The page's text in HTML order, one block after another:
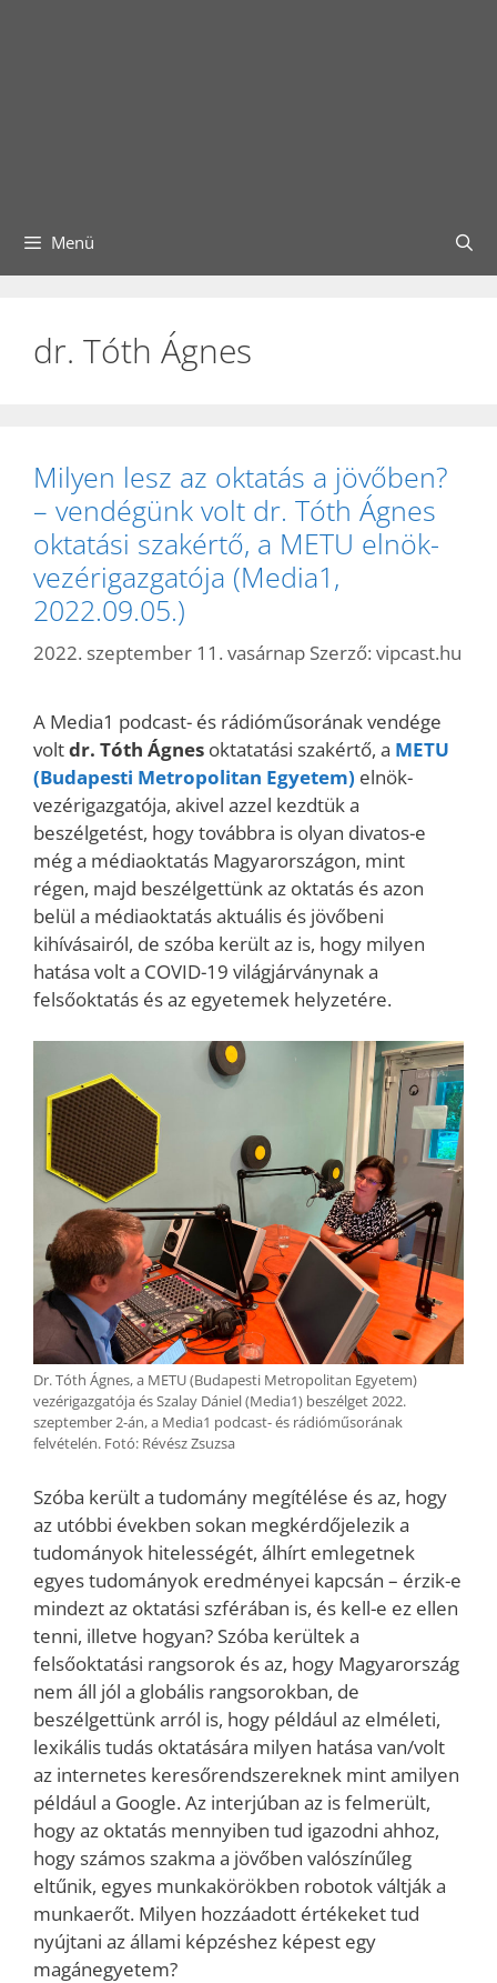
Menü
dr. Tóth Ágnes
Milyen lesz az oktatás a jövőben?
– vendégünk volt dr. Tóth Ágnes
oktatási szakértő, a METU elnök-
vezérigazgatója (Media1,
2022.09.05.)
2022. szeptember 11. vasárnap Szerző: vipcast.hu
A Media1 podcast- és rádióműsorának vendége
voltdr. Tóth Ágnes oktatatási szakértő, a METU
(Budapesti Metropolitan Egyetem) elnök-
vezérigazgatója, akivel azzel kezdtük a
beszélgetést, hogy továbbra is olyan divatos-e
még a médiaoktatás Magyarországon, mint
régen, majd beszélgettünk az oktatás és azon
belül a médiaoktatás aktuális és jövőbeni
kihívásairól, de szóba került az is, hogy milyen
hatása volt a COVID-19 világjárványnak a
felsőoktatás és az egyetemek helyzetére.
Dr. Tóth Ágnes, a METU (Budapesti Metropolitan Egyetem)
vezérigazgatója és Szalay Dániel (Media1) beszélget 2022.
szeptember 2-án, a Media1 podcast- és rádióműsorának
felvételén. Fotó: Révész Zsuzsa
Szóba került a tudomány megítélése és az, hogy
az utóbbi években sokan megkérdőjelezik a
tudományok hitelességét, álhírt emlegetnek
egyes tudományok eredményei kapcsán – érzik-e
mindezt az oktatási szférában is, és kell-e ez ellen
tenni, illetve hogyan? Szóba kerültek a
felsőoktatási rangsorok és az, hogy Magyarország
nem áll jól a globális rangsorokban, de
beszélgettünk arról is, hogy például az elméleti,
lexikális tudás oktatására milyen hatása van/volt
az internetes keresőrendszereknek mint amilyen
például a Google. Az interjúban az is felmerült,
hogy az oktatás mennyiben tud igazodni ahhoz,
hogy számos szakma a jövőben valószínűleg
eltűnik, egyes munkakörökben robotok váltják a
munkaerőt. Milyen hozzáadott értékeket tud
nyújtani az állami képzéshez képest egy
magánegyetem?